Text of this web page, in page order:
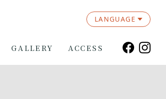
GALLERY ACCESS
LANGUAGE